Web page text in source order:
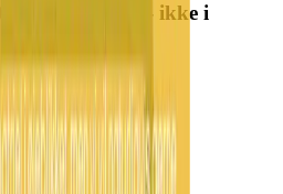
(skaffevare! - ikke i